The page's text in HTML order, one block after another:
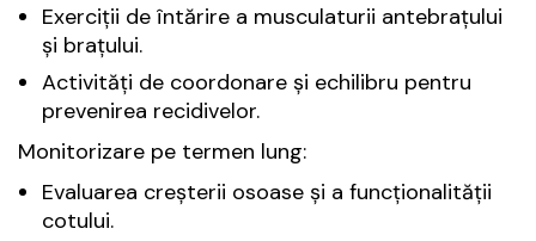
Exerciții de întărire a musculaturii antebrațului
și brațului.
Activități de coordonare și echilibru pentru
prevenirea recidivelor.
Monitorizare pe termen lung:
Evaluarea creșterii osoase și a funcționalității
cotului.